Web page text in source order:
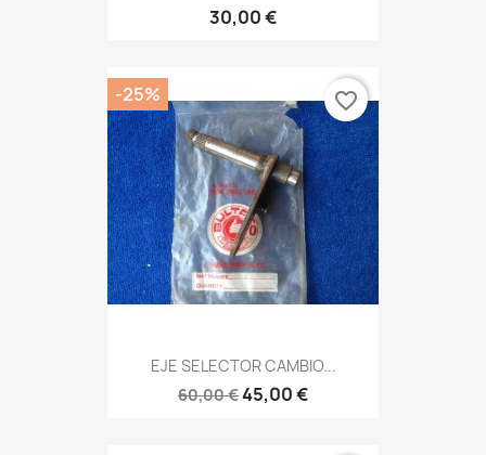
30,00 €
EJE SELECTOR CAMBIO...
60,00 €45,00 €
-25% favorite_border